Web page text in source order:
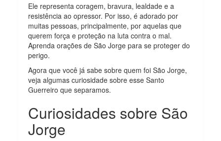
Ele representa coragem, bravura, lealdade e a
resistência ao opressor. Por isso, é adorado por
muitas pessoas, principalmente, por aquelas que
querem força e proteção na luta contra o mal.
Aprenda orações de São Jorge para se proteger do
perigo.
Agora que você já sabe sobre quem foi São Jorge,
veja algumas curiosidade sobre esse Santo
Guerreiro que separamos.
Curiosidades sobre São
Jorge